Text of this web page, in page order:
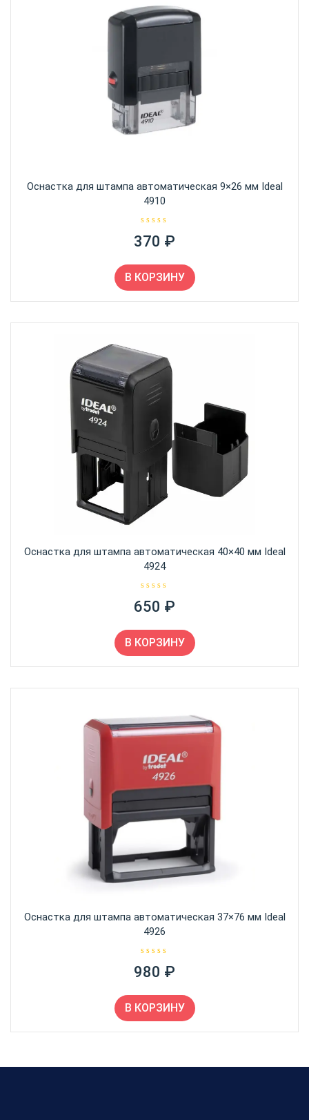
Оснастка для штампа автоматическая 9×26 мм Ideal
4910
ц
е
к
а
0
и
370 ₽
В КОРЗИНУ
Оснастка для штампа автоматическая 40×40 мм Ideal
4924
ц
е
к
а
0
и
650 ₽
В КОРЗИНУ
Оснастка для штампа автоматическая 37×76 мм Ideal
4926
ц
е
к
а
0
и
980 ₽
В КОРЗИНУ